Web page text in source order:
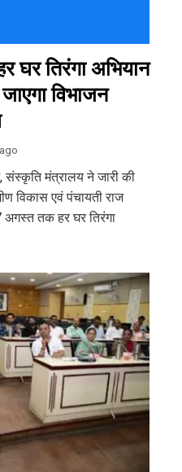
तिरंगा अभियान
विभाजन
मंत्रालय ने जारी की
विकास एवं पंचायती राज
तक हर घर तिरंगा